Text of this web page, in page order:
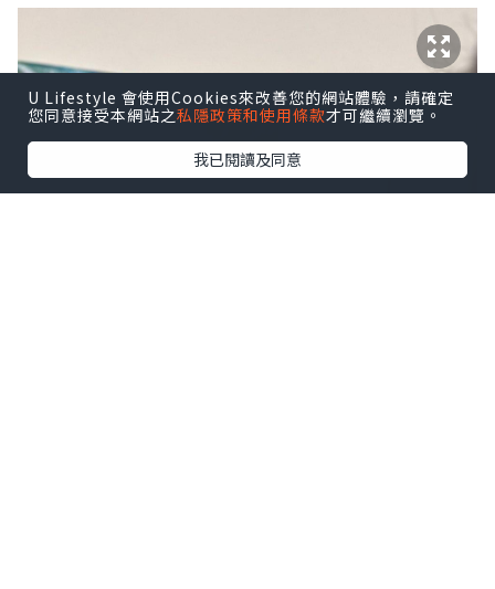
U Lifestyle 會使用Cookies來改善您的網站體驗，請確定
您同意接受本網站之私隱政策和使用條款才可繼續瀏覽。
我已閱讀及同意